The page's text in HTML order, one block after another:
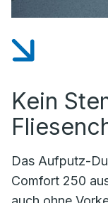
Kein
Das Aufputz-
Comfort 250